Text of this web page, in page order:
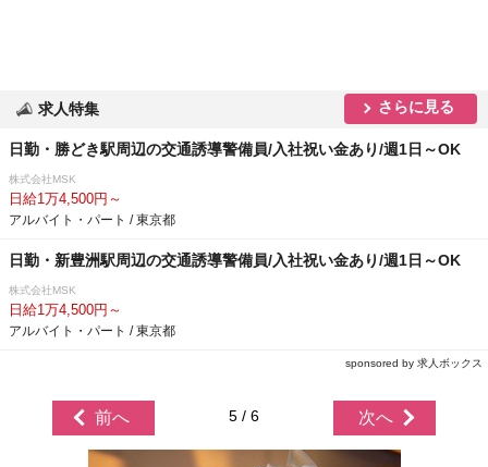
求人特集 さらに見る
日勤・勝どき駅周辺の交通誘導警備員/入社祝い金あり/週1日～OK
株式会社MSK
日給1万4,500円～
アルバイト・パート / 東京都
日勤・新豊洲駅周辺の交通誘導警備員/入社祝い金あり/週1日～OK
株式会社MSK
日給1万4,500円～
アルバイト・パート / 東京都
sponsored by 求人ボックス
前へ 5 / 6 次へ